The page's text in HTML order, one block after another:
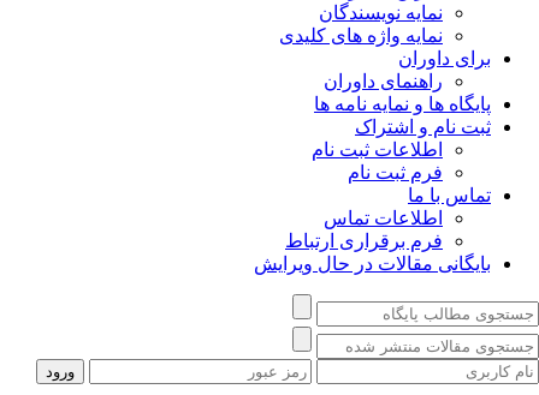
نمایه نویسندگان
نمایه واژه های کلیدی
برای داوران
راهنمای داوران
پایگاه ها و نمایه نامه ها
ثبت نام و اشتراک
اطلاعات ثبت نام
فرم ثبت نام
تماس با ما
اطلاعات تماس
فرم برقراری ارتباط
بایگانی مقالات در حال ویرایش